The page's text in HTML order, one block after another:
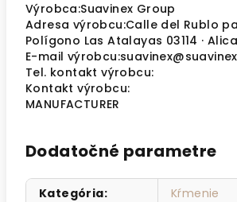
Výrobca:Suavinex Group
Adresa výrobcu:Calle del Rublo
Polígono Las Atalayas 03114 ·
E-mail
Tel. kontakt výrobcu:
Kontakt výrobcu:
MANUFACTURER
Dodatočné parametre
Kategória:
Kŕmenie